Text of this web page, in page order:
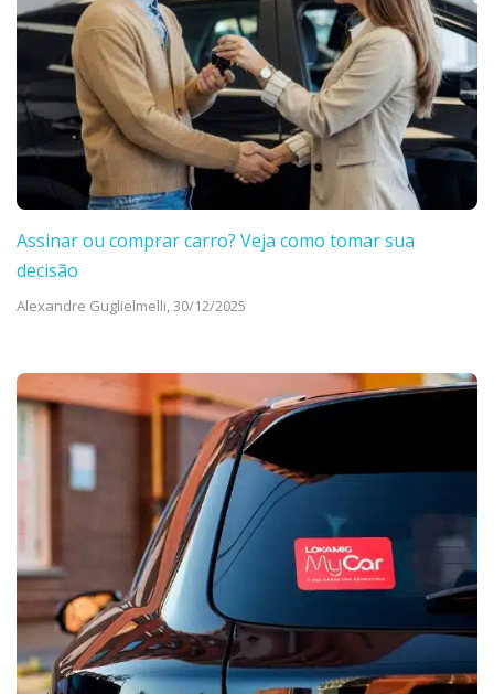
Assinar ou comprar carro? Veja como tomar sua
decisão
Alexandre Guglielmelli,30/12/2025